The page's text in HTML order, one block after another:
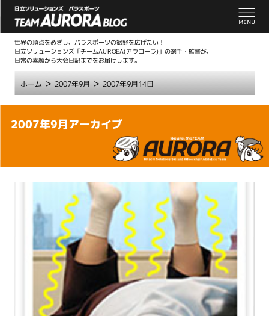
世界の頂点をめざし、パラスポーツの裾野を広げたい！
日立ソリューションズ「チームAUROEA(アウローラ)」の選手・監督が、
日常の素顔から大会日記までをお届けします。
ホーム > 2007年9月 > 2007年9月14日
本
2007年9月アーカイブ